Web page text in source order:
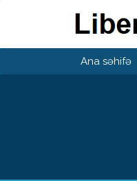
Ana səhifə